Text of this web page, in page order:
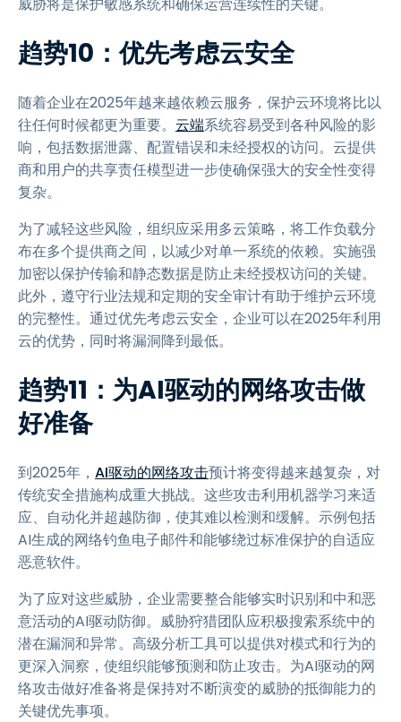
趋势10：优先考虑云安全
随着企业在2025年越来越依赖云服务，保护云环境将比以
往任何时候都更为重要。 云端系统容易受到各种风险的影
响，包括数据泄露、配置错误和未经授权的访问。云提供
商和用户的共享责任模型进一步使确保强大的安全性变得
复杂。
为了减轻这些风险，组织应采用多云策略，将工作负载分
布在多个提供商之间，以减少对单一系统的依赖。实施强
加密以保护传输和静态数据是防止未经授权访问的关键。
此外，遵守行业法规和定期的安全审计有助于维护云环境
的完整性。通过优先考虑云安全，企业可以在2025年利用
云的优势，同时将漏洞降到最低。
趋势11：为AI驱动的网络攻击做
好准备
到2025年， AI驱动的网络攻击预计将变得越来越复杂，对
传统安全措施构成重大挑战。这些攻击利用机器学习来适
应、自动化并超越防御，使其难以检测和缓解。示例包括
AI生成的网络钓鱼电子邮件和能够绕过标准保护的自适应
恶意软件。
为了应对这些威胁，企业需要整合能够实时识别和中和恶
意活动的AI驱动防御。威胁狩猎团队应积极搜索系统中的
潜在漏洞和异常。高级分析工具可以提供对模式和行为的
更深入洞察，使组织能够预测和防止攻击。为AI驱动的网
络攻击做好准备将是保持对不断演变的威胁的抵御能力的
关键优先事项。